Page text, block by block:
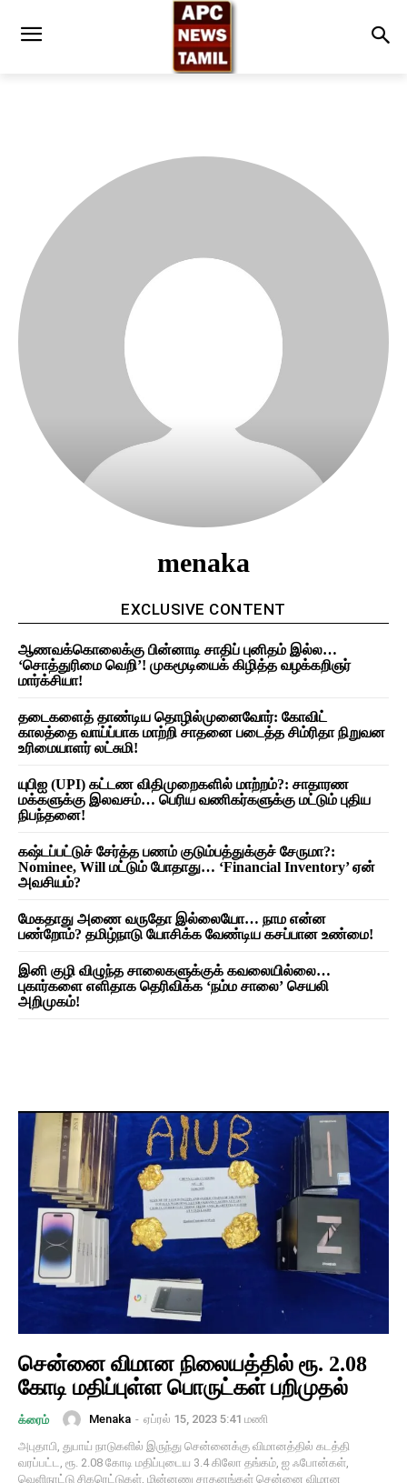
menaka
EXCLUSIVE CONTENT
ஆணவக்கொலைக்கு பின்னாடி சாதிப் புனிதம் இல்ல…
‘சொத்துரிமை வெறி’! முகமூடியைக் கிழித்த வழக்கறிஞர்
மார்க்சியா!
தடைகளைத் தாண்டிய தொழில்முனைவோர்: கோவிட்
காலத்தை வாய்ப்பாக மாற்றி சாதனை படைத்த சிம்ரிதா நிறுவன
உரிமையாளர் லட்சுமி!
யுபிஐ (UPI) கட்டண விதிமுறைகளில் மாற்றம்?: சாதாரண
மக்களுக்கு இலவசம்… பெரிய வணிகர்களுக்கு மட்டும் புதிய
நிபந்தனை!
கஷ்டப்பட்டுச் சேர்த்த பணம் குடும்பத்துக்குச் சேருமா?:
Nominee, Will மட்டும் போதாது… ‘Financial Inventory’ ஏன்
அவசியம்?
மேகதாது அணை வருதோ இல்லையோ… நாம என்ன
பண்றோம்? தமிழ்நாடு யோசிக்க வேண்டிய கசப்பான உண்மை!
இனி குழி விழுந்த சாலைகளுக்குக் கவலையில்லை…
புகார்களை எளிதாக தெரிவிக்க ‘நம்ம சாலை’ செயலி
அறிமுகம்!
சென்னை விமான நிலையத்தில் ரூ. 2.08
கோடி மதிப்புள்ள பொருட்கள் பறிமுதல்
க்ரைம் Menaka - ஏப்ரல் 15, 2023 5:41 மணி
அபுதாபி, துபாய் நாடுகளில் இருந்து சென்னைக்கு விமானத்தில் கடத்தி
வரப்பட்ட, ரூ. 2.08 கோடி மதிப்புடைய 3.4 கிலோ தங்கம், ஐ ஃபோன்கள்,
வெளிநாட்டு சிகரெட்டுகள், மின்னணு சாதனங்கள் சென்னை விமான